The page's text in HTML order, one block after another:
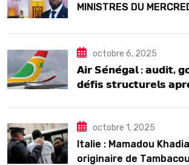
MINISTRES DU
octobre 6, 2025
𝗔𝗶𝗿 𝗦𝗲́𝗻𝗲́𝗴𝗮𝗹 : 𝗮𝘂𝗱𝗶𝘁,
𝗱𝗲́𝗳𝗶𝘀 𝘀𝘁𝗿𝘂𝗰𝘁𝘂𝗿𝗲𝗹𝘀
octobre 1, 2025
Italie : Mamadou
originaire de